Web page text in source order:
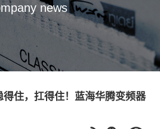
news
得住，扛得住！蓝海华腾变频器